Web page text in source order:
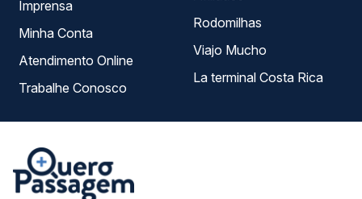
Imprensa
Minha Conta
Atendimento Online
Trabalhe Conosco
Rodomilhas
Viajo Mucho
La terminal Costa Rica